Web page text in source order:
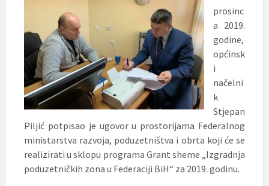
prosinc
a 2019.
godine,
općinsk
i
načelni
k
Stjepan
Piljić potpisao je ugovor u prostorijama Federalnog
ministarstva razvoja, poduzetništva i obrta koji će se
realizirati u sklopu programa Grant sheme „Izgradnja
poduzetničkih zona u Federaciji BiH“ za 2019. godinu.